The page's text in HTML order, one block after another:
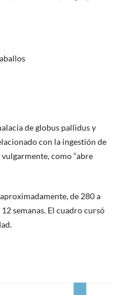
de globus pallidus y
con la ingestión de
como “abre
de 280 a
semanas. El cuadro cursó